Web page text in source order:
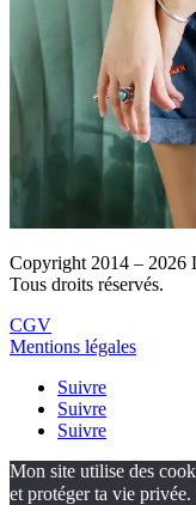
Copyright 2014 – 2026
Tous droits réservés.
CGV
Mentions légales
Suivre
Suivre
Suivre
Mon site utilise des
et protéger ta vie